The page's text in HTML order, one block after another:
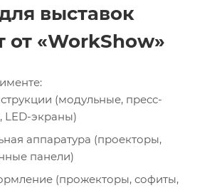
выставок
от «WorkShow»
(модульные, пресс-
LED-экраны)
аппаратура (проекторы,
панели)
(прожекторы, софиты,